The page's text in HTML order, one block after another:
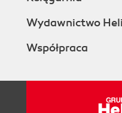
Wydawnictwo
Współpraca